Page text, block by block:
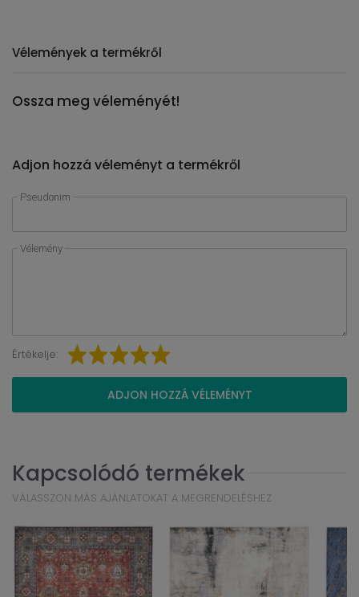
Vélemények a termékről
Ossza meg véleményét!
Adjon hozzá véleményt a termékről
Pseudonim
Vélemény
Értékelje:
ADJON HOZZÁ VÉLEMÉNYT
Kapcsolódó termékek
VÁLASSZON MÁS AJÁNLATOKAT A MEGRENDELÉSHEZ